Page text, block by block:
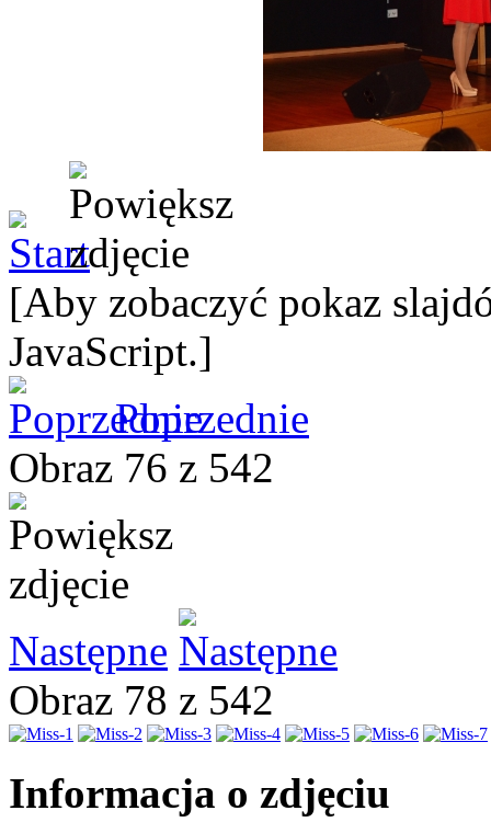
[Aby zobaczyć pokaz
JavaScript.]
Poprzednie
Obraz 76 z 542
Następne
Obraz 78 z 542
Informacja o zdjęciu